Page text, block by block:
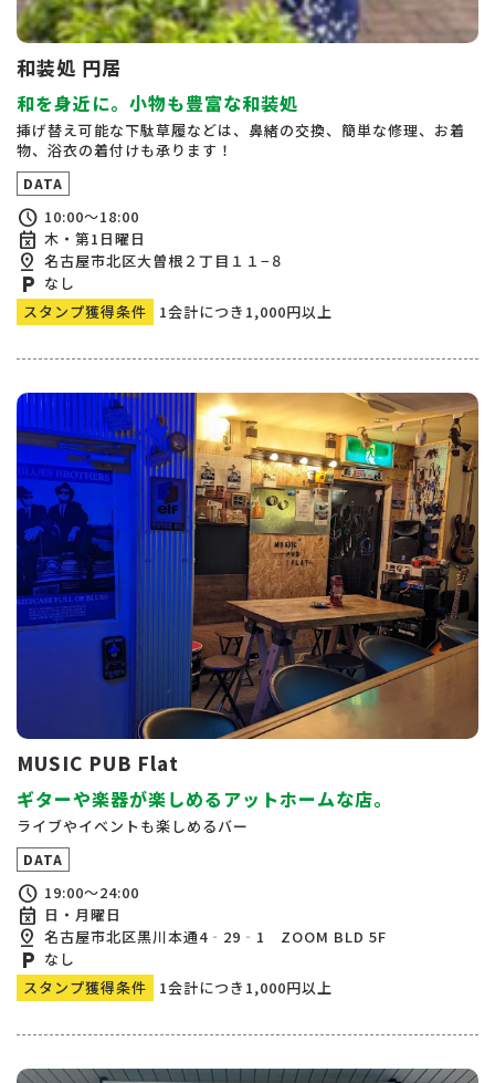
和装処 円居
和を身近に。小物も豊富な和装処
挿げ替え可能な下駄草履などは、鼻緒の交換、簡単な修理、お着
物、浴衣の着付けも承ります！
DATA
schedule 10:00～18:00
event_busy 木・第1日曜日
pin_drop 名古屋市北区大曽根２丁目１１−８
local_parking なし
スタンプ獲得条件
1会計につき1,000円以上
MUSIC PUB Flat
ギターや楽器が楽しめるアットホームな店。
ライブやイベントも楽しめるバー
DATA
schedule 19:00～24:00
event_busy 日・月曜日
pin_drop 名古屋市北区黒川本通4‐29‐1 ZOOM BLD 5F
local_parking なし
スタンプ獲得条件
1会計につき1,000円以上